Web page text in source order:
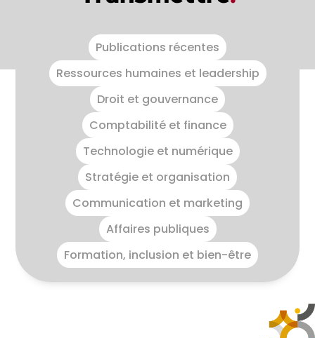
Publications récentes
Ressources humaines et leadership
Droit et gouvernance
Comptabilité et finance
Technologie et numérique
Stratégie et organisation
Communication et marketing
Affaires publiques
Formation, inclusion et bien-être